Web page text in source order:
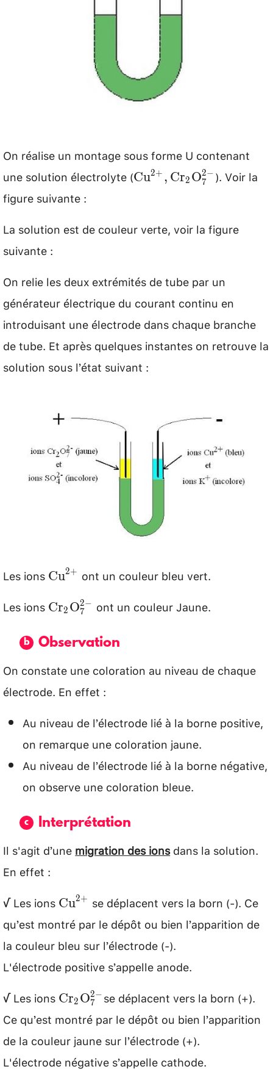
On réalise un montage sous forme U contenant
une solution électrolyte (\mathrm{Cu}^{2+},
Cu2+ , Cr2 O7
2− ). Voir la
figure suivante :
La solution est de couleur verte, voir la figure
suivante :
On relie les deux extrémités de tube par un
générateur électrique du courant continu en
introduisant une électrode dans chaque branche
de tube. Et après quelques instantes on retrouve la
solution sous l’état suivant :
Les ions \mathrm{Cu}^{2+}
Cu2+ ont un couleur bleu vert.
Les ions \mathrm{Cr}_{2}
Cr2 O7
2− ont un couleur Jaune.
Observation
On constate une coloration au niveau de chaque
électrode. En effet :
Au niveau de l’électrode lié à la borne positive,
on remarque une coloration jaune.
Au niveau de l’électrode lié à la borne négative,
on observe une coloration bleue.
Interprétation
Il s'agit d’unemigration des ionsdans la solution.
En effet :
√ Les ions \mathrm{Cu}^{2+}
Cu2+ se déplacent vers la born (-). Ce
qu’est montré par le dépôt ou bien l’apparition de
la couleur bleu sur l’électrode (-).
L'électrode positive s’appelle anode.
√ Les ions \mathrm{Cr}_{2}
\mathrm{O}_{7}^{2-}
Cr2 O7
2− se déplacent vers la born (+).
Ce qu’est montré par le dépôt ou bien l’apparition
de la couleur jaune sur l’électrode (+).
L'électrode négative s’appelle cathode.